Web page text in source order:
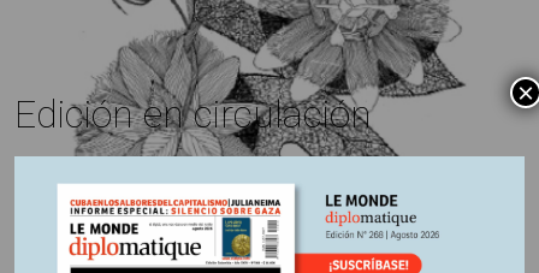
Edición en circulación ×